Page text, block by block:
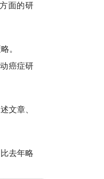
面的研
。
癌症研
文章、
去年略